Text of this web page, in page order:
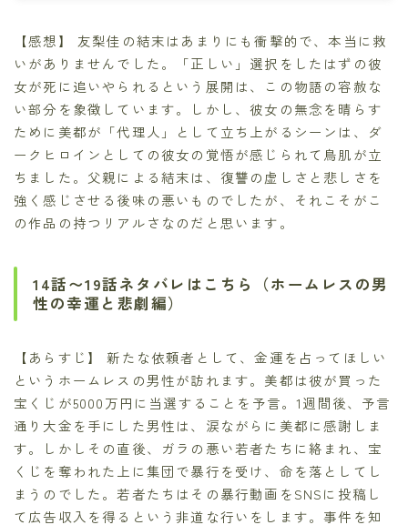
【感想】 友梨佳の結末はあまりにも衝撃的で、本当に救
いがありませんでした。「正しい」選択をしたはずの彼
女が死に追いやられるという展開は、この物語の容赦な
い部分を象徴しています。しかし、彼女の無念を晴らす
ために美都が「代理人」として立ち上がるシーンは、ダ
ークヒロインとしての彼女の覚悟が感じられて鳥肌が立
ちました。父親による結末は、復讐の虚しさと悲しさを
強く感じさせる後味の悪いものでしたが、それこそがこ
の作品の持つリアルさなのだと思います。
14話〜19話ネタバレはこちら（ホームレスの男
性の幸運と悲劇編）
【あらすじ】 新たな依頼者として、金運を占ってほしい
というホームレスの男性が訪れます。美都は彼が買った
宝くじが5000万円に当選することを予言。1週間後、予言
通り大金を手にした男性は、涙ながらに美都に感謝しま
す。しかしその直後、ガラの悪い若者たちに絡まれ、宝
くじを奪われた上に集団で暴行を受け、命を落としてし
まうのでした。若者たちはその暴行動画をSNSに投稿し
て広告収入を得るという非道な行いをします。事件を知